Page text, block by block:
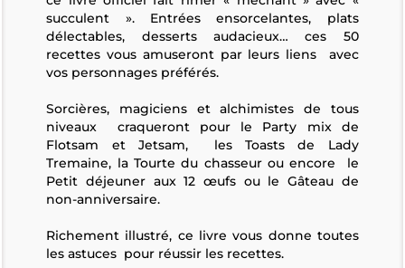
succulent ». Entrées ensorcelantes, plats
délectables, desserts audacieux… ces 50
recettes vous amuseront par leurs liens avec
vos personnages préférés.
Sorcières, magiciens et alchimistes de tous
niveaux craqueront pour le Party mix de
Flotsam et Jetsam, les Toasts de Lady
Tremaine, la Tourte du chasseur ou encore le
Petit déjeuner aux 12 œufs ou le Gâteau de
non-anniversaire.
Richement illustré, ce livre vous donne toutes
les astuces pour réussir les recettes.